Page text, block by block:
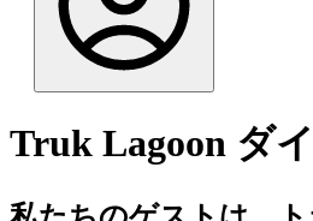
Truk Lagoon ダ